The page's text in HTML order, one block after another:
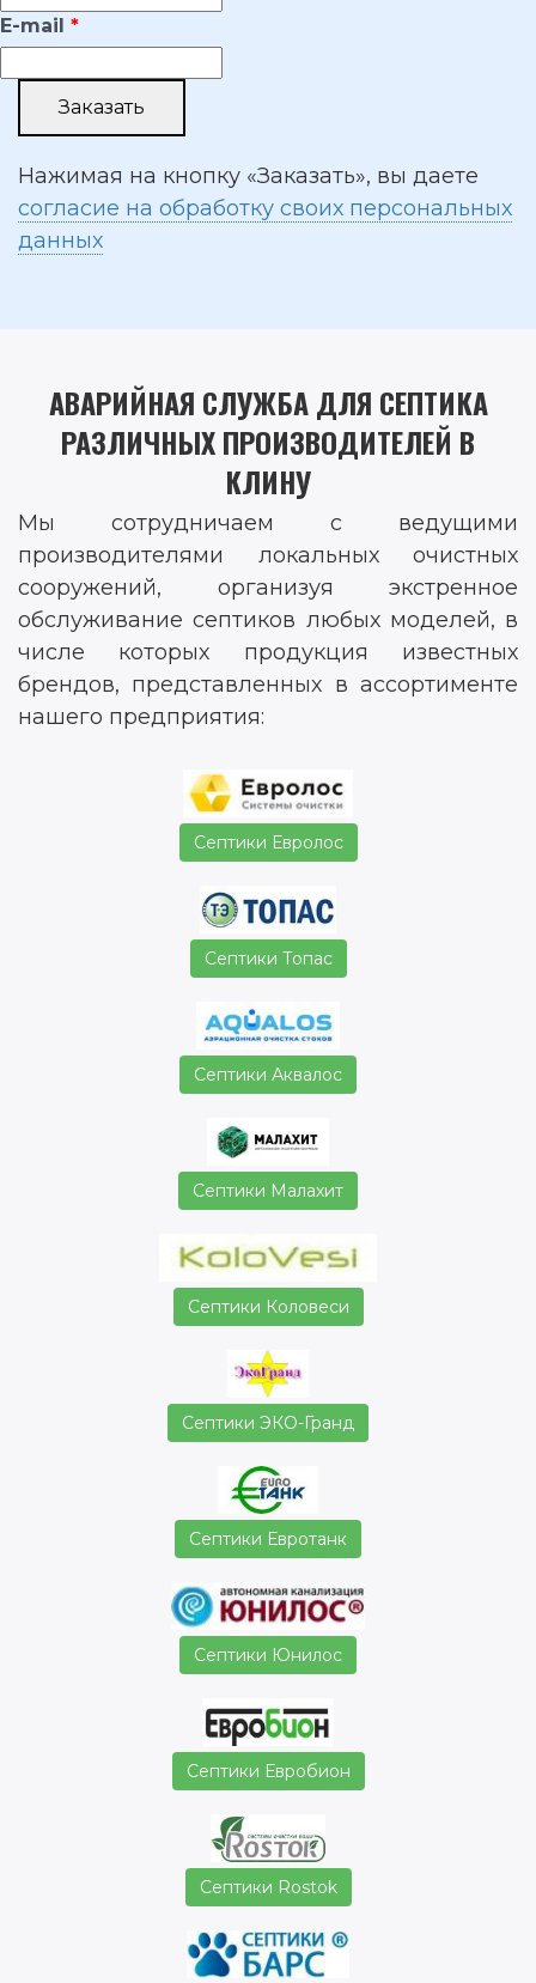
E-mail
Нажимая на кнопку «Заказать», вы даете
согласие на обработку своих персональных
данных
АВАРИЙНАЯ СЛУЖБА ДЛЯ СЕПТИКА
РАЗЛИЧНЫХ ПРОИЗВОДИТЕЛЕЙ В
КЛИНУ
Мы сотрудничаем с ведущими
производителями локальных очистных
сооружений, организуя экстренное
обслуживание септиков любых моделей, в
числе которых продукция известных
брендов, представленных в ассортименте
нашего предприятия:
Септики Евролос
Септики Топас
Септики Аквалос
Септики Малахит
Септики Коловеси
Септики ЭКО-Гранд
Септики Евротанк
Септики Юнилос
Септики Евробион
Септики Rostok